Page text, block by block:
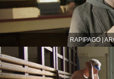
RAPIPAGO |